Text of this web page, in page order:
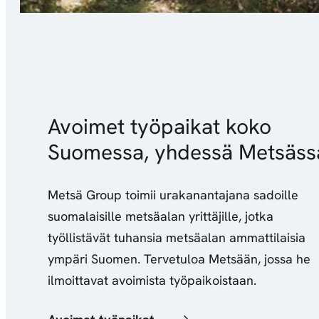
Avoimet työpaikat koko
Suomessa, yhdessä
Metsä Group toimii urakanantajana sadoille
suomalaisille metsäalan yrittäjille, jotka
työllistävät tuhansia metsäalan ammattilaisia
ympäri Suomen. Tervetuloa Metsään, jossa he
ilmoittavat avoimista työpaikoistaan.